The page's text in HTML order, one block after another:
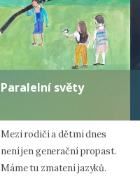
Paralelní světy
Mezi rodiči a dětmi dnes
není jen generační propast.
Máme tu zmatení jazyků.